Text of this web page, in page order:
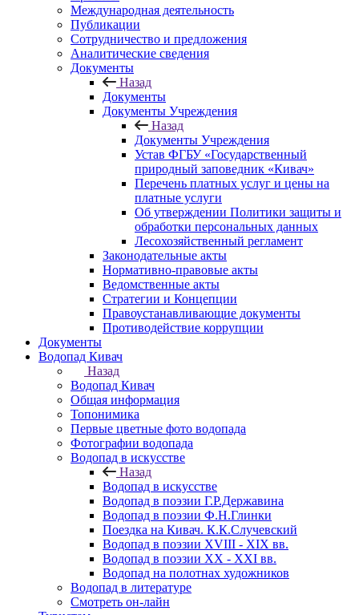
Международная деятельность
Публикации
Сотрудничество и предложения
Аналитические сведения
Документы
Назад
Документы
Документы Учреждения
Назад
Документы Учреждения
Устав ФГБУ «Государственный
природный заповедник «Кивач»
Перечень платных услуг и цены на
платные услуги
Об утверждении Политики защиты и
обработки персональных данных
Лесохозяйственный регламент
Законодательные акты
Нормативно-правовые акты
Ведомственные акты
Стратегии и Концепции
Правоустанавливающие документы
Противодействие коррупции
Документы
Водопад Кивач
Назад
Водопад Кивач
Общая информация
Топонимика
Первые цветные фото водопада
Фотографии водопада
Водопад в искусстве
Назад
Водопад в искусстве
Водопад в поэзии Г.Р.Державина
Водопад в поэзии Ф.Н.Глинки
Поездка на Кивач. К.К.Случевский
Водопад в поэзии XVIII - XIX вв.
Водопад в поэзии XX - XXI вв.
Водопад на полотнах художников
Водопад в литературе
Смотреть он-лайн